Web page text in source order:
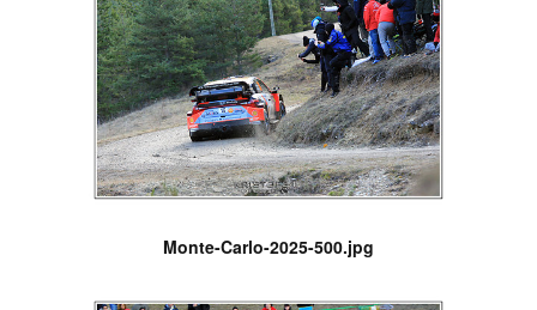
Monte-Carlo-2025-500.jpg